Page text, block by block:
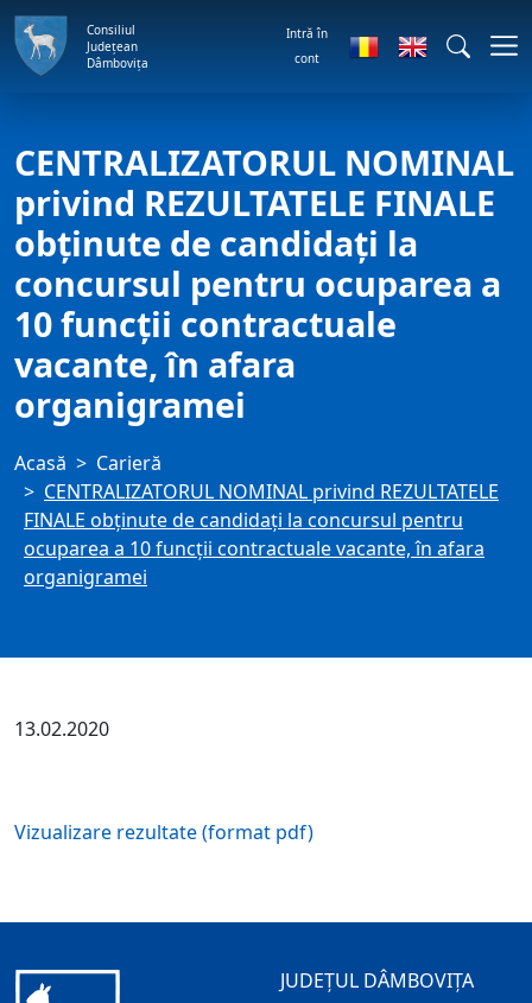
Consiliul
Județean
Dâmbovița
Intră în
cont
CENTRALIZATORUL NOMINAL
privind REZULTATELE FINALE
obţinute de candidaţi la
concursul pentru ocuparea a
10 funcţii contractuale
vacante, în afara
organigramei
Acasă
Carieră
CENTRALIZATORUL NOMINAL privind REZULTATELE
FINALE obţinute de candidaţi la concursul pentru
ocuparea a 10 funcţii contractuale vacante, în afara
organigramei
13.02.2020
Vizualizare rezultate (format pdf)
JUDEȚUL DÂMBOVIȚA